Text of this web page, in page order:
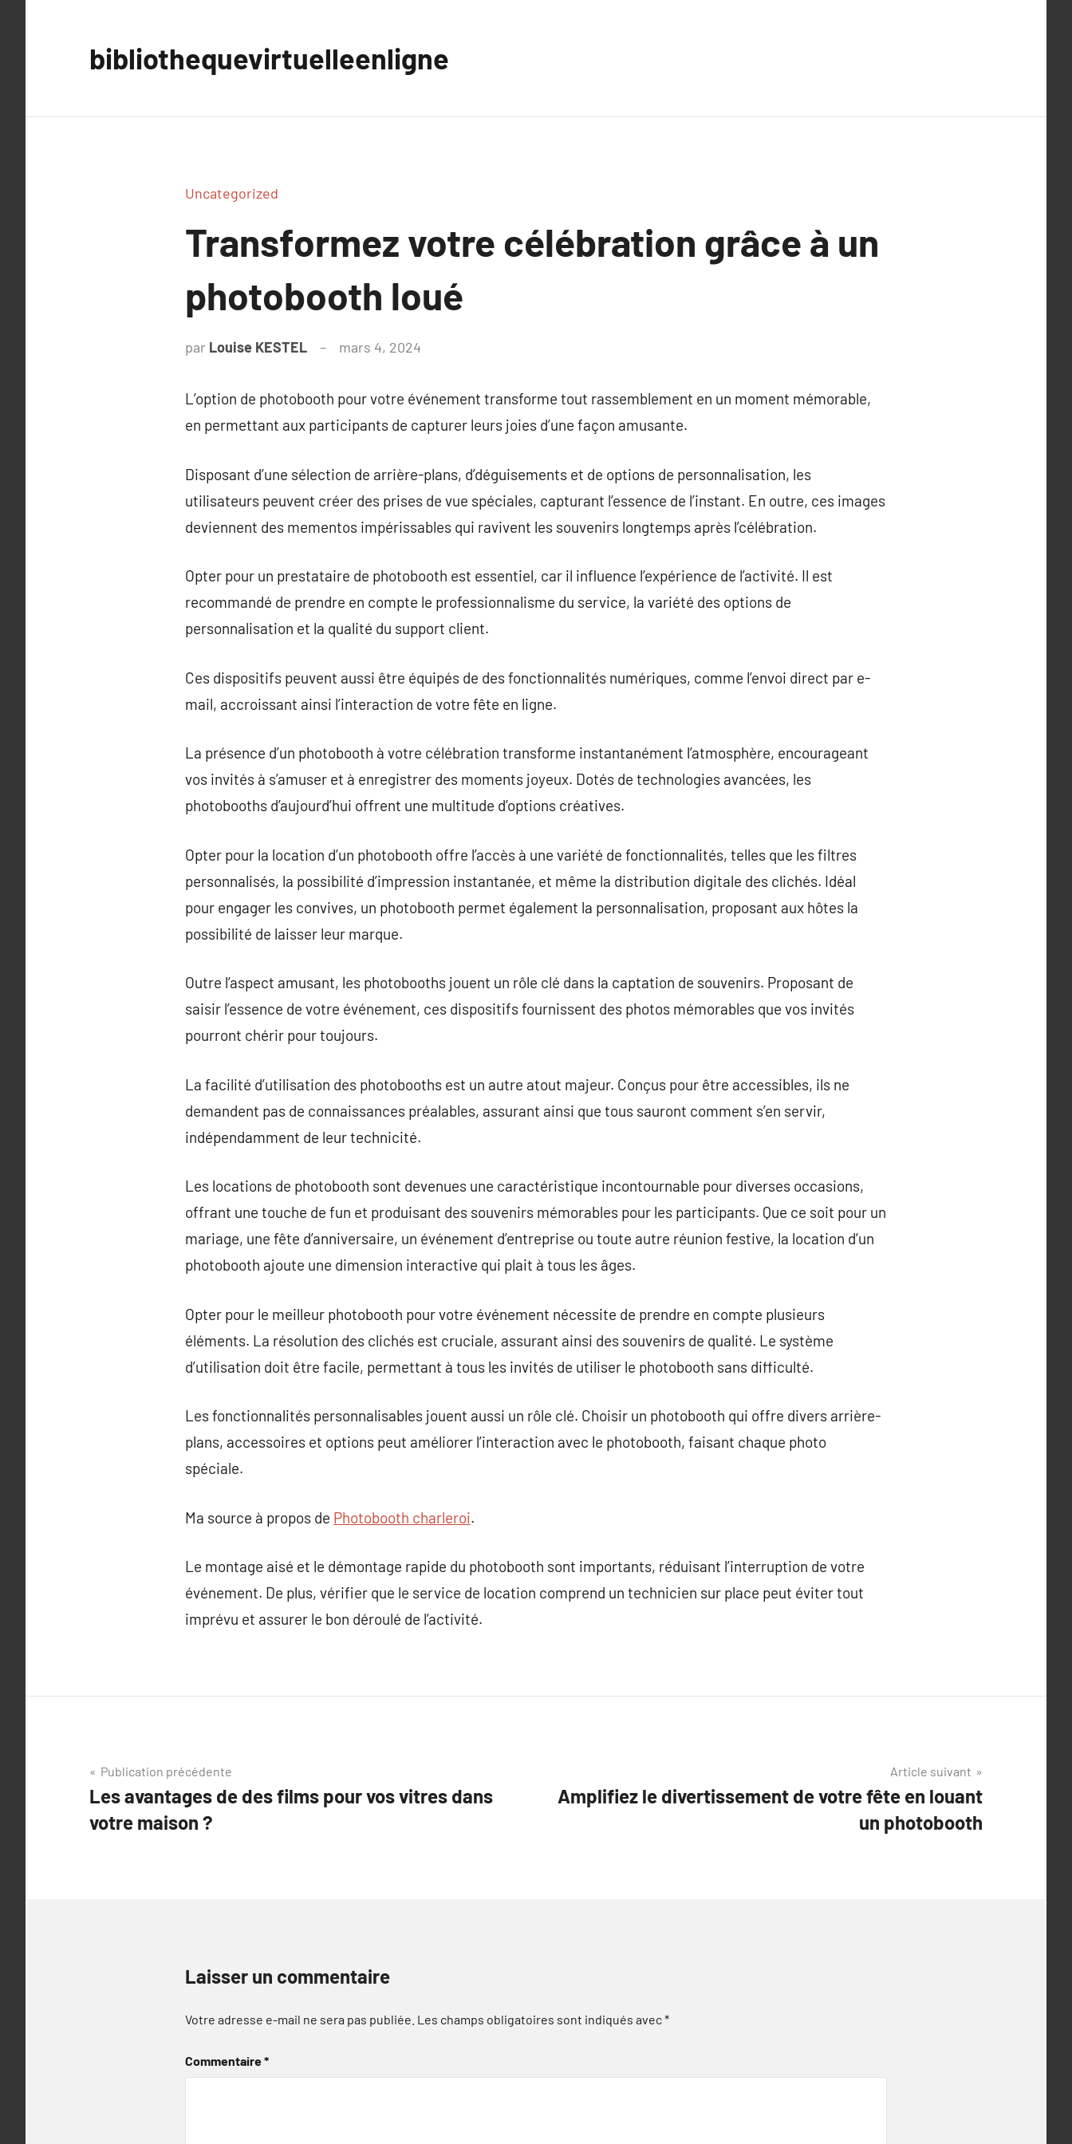
bibliothequevirtuelleenligne
Uncategorized
Transformez votre célébration grâce à un
photobooth loué
par Louise KESTEL mars 4, 2024
L’option de photobooth pour votre événement transforme tout rassemblement en un moment mémorable,
en permettant aux participants de capturer leurs joies d’une façon amusante.
Disposant d’une sélection de arrière-plans, d’déguisements et de options de personnalisation, les
utilisateurs peuvent créer des prises de vue spéciales, capturant l’essence de l’instant. En outre, ces images
deviennent des mementos impérissables qui ravivent les souvenirs longtemps après l’célébration.
Opter pour un prestataire de photobooth est essentiel, car il influence l’expérience de l’activité. Il est
recommandé de prendre en compte le professionnalisme du service, la variété des options de
personnalisation et la qualité du support client.
Ces dispositifs peuvent aussi être équipés de des fonctionnalités numériques, comme l’envoi direct par e-
mail, accroissant ainsi l’interaction de votre fête en ligne.
La présence d’un photobooth à votre célébration transforme instantanément l’atmosphère, encourageant
vos invités à s’amuser et à enregistrer des moments joyeux. Dotés de technologies avancées, les
photobooths d’aujourd’hui offrent une multitude d’options créatives.
Opter pour la location d’un photobooth offre l’accès à une variété de fonctionnalités, telles que les filtres
personnalisés, la possibilité d’impression instantanée, et même la distribution digitale des clichés. Idéal
pour engager les convives, un photobooth permet également la personnalisation, proposant aux hôtes la
possibilité de laisser leur marque.
Outre l’aspect amusant, les photobooths jouent un rôle clé dans la captation de souvenirs. Proposant de
saisir l’essence de votre événement, ces dispositifs fournissent des photos mémorables que vos invités
pourront chérir pour toujours.
La facilité d’utilisation des photobooths est un autre atout majeur. Conçus pour être accessibles, ils ne
demandent pas de connaissances préalables, assurant ainsi que tous sauront comment s’en servir,
indépendamment de leur technicité.
Les locations de photobooth sont devenues une caractéristique incontournable pour diverses occasions,
offrant une touche de fun et produisant des souvenirs mémorables pour les participants. Que ce soit pour un
mariage, une fête d’anniversaire, un événement d’entreprise ou toute autre réunion festive, la location d’un
photobooth ajoute une dimension interactive qui plait à tous les âges.
Opter pour le meilleur photobooth pour votre événement nécessite de prendre en compte plusieurs
éléments. La résolution des clichés est cruciale, assurant ainsi des souvenirs de qualité. Le système
d’utilisation doit être facile, permettant à tous les invités de utiliser le photobooth sans difficulté.
Les fonctionnalités personnalisables jouent aussi un rôle clé. Choisir un photobooth qui offre divers arrière-
plans, accessoires et options peut améliorer l’interaction avec le photobooth, faisant chaque photo
spéciale.
Ma source à propos de Photobooth charleroi.
Le montage aisé et le démontage rapide du photobooth sont importants, réduisant l’interruption de votre
événement. De plus, vérifier que le service de location comprend un technicien sur place peut éviter tout
imprévu et assurer le bon déroulé de l’activité.
Navigation
de
l’article
Publication précédente
Les avantages de des films pour vos vitres dans
votre maison ?
Article suivant
Amplifiez le divertissement de votre fête en louant
un photobooth
Laisser un commentaire
Votre adresse e-mail ne sera pas publiée. Les champs obligatoires sont indiqués avec*
Commentaire*